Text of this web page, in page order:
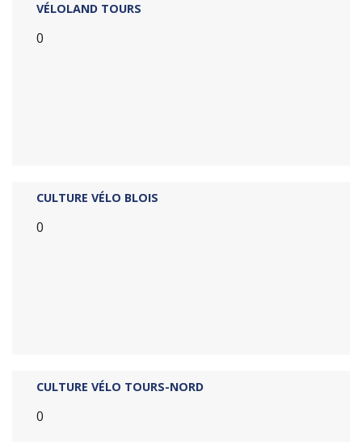
VÉLOLAND TOURS
0
CULTURE VÉLO BLOIS
0
CULTURE VÉLO TOURS-NORD
0